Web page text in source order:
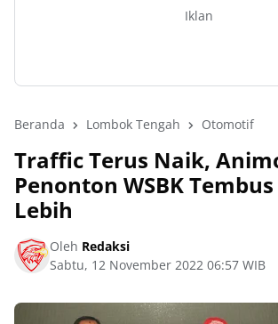
Iklan
Beranda Lombok Tengah Otomotif
Traffic Terus Naik,
Penonton WSBK
Lebih
Oleh Redaksi
Sabtu, 12 November 2022 06:57 WIB